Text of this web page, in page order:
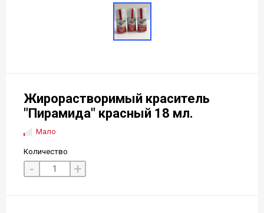
Жирорастворимый краситель
"Пирамида" красный 18 мл.
Мало
Количество
- +